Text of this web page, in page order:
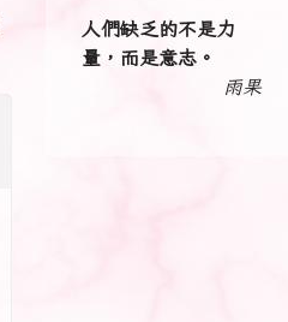
人們缺乏的不是力
量，而是意志。
雨果